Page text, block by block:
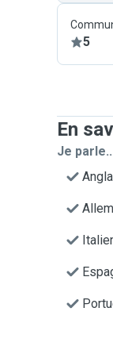
5
En
Je